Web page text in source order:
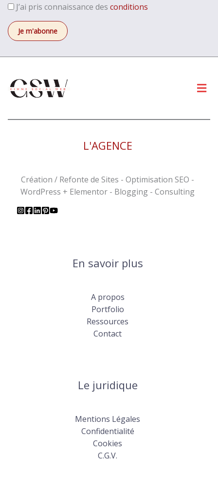
J’ai pris connaissance des conditions
L'AGENCE
Création / Refonte de Sites - Optimisation SEO -
WordPress + Elementor - Blogging - Consulting
En savoir plus
A propos
Portfolio
Ressources
Contact
Le juridique
Mentions Légales
Confidentialité
Cookies
C.G.V.